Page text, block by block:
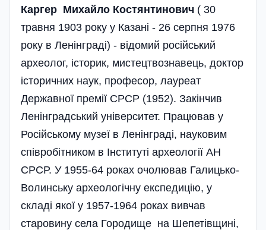
Каргер Михайло Костянтинович ( 30
травня 1903 року у Казані - 26 серпня 1976
року в Ленінграді) - відомий російський
археолог, історик, мистецтвознавець, доктор
історичних наук, професор, лауреат
Державної премії СРСР (1952). Закінчив
Ленінградський університет. Працював у
Російському музеї в Ленінграді, науковим
співробітником в Інституті археології АН
СРСР. У 1955-64 роках очолював Галицько-
Волинську археологічну експедицію, у
складі якої у 1957-1964 роках вивчав
старовину села Городище на Шепетівщині,